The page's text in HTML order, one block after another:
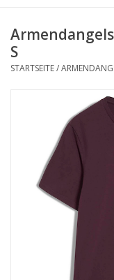
Accessoires
S
STARTSEITE/